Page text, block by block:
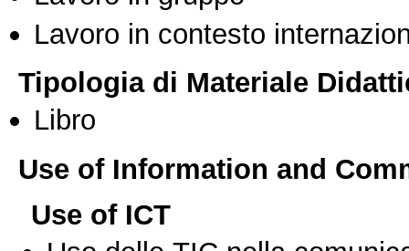
Lavoro in contesto
Tipologia di Materiale
Libro
Use of Information and
Use of ICT